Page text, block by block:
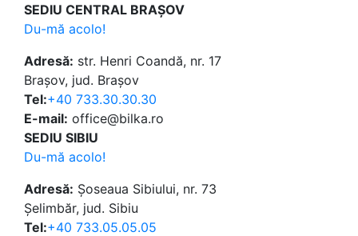
SEDIU CENTRAL BRAȘOV
Du-mă acolo!
Adresă: str. Henri Coandă, nr. 17
Brașov, jud. Brașov
Tel:+40 733.30.30.30
E-mail: office@bilka.ro
SEDIU SIBIU
Du-mă acolo!
Adresă: Șoseaua Sibiului, nr. 73
Șelimbăr, jud. Sibiu
Tel:+40 733.05.05.05